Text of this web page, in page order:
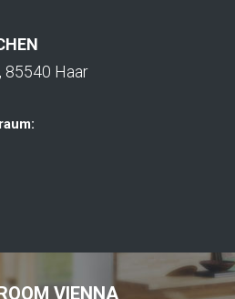
85540 Haar
VIENNA